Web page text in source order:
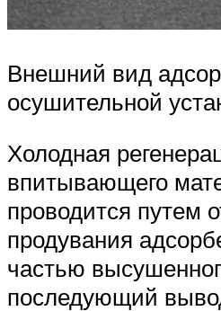
Внешний вид
осушительной
Холодная
впитывающего
проводится путем
продувания
частью
последующий